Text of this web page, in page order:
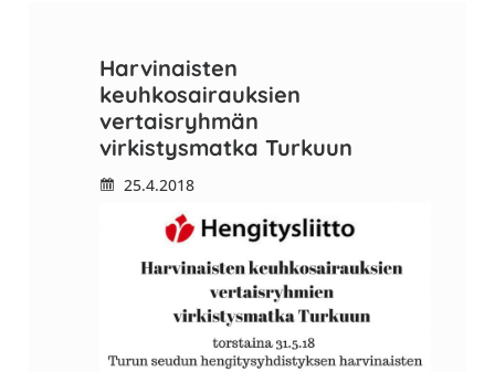
Harvinaisten
keuhkosairauksien
vertaisryhmän
virkistysmatka Turkuun
25.4.2018